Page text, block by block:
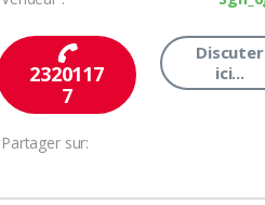
2320117
7
Discuter
ici...
Partager sur: